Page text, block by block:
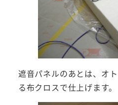
遮音パネルのあとは、オ
る布クロスで仕上げます。